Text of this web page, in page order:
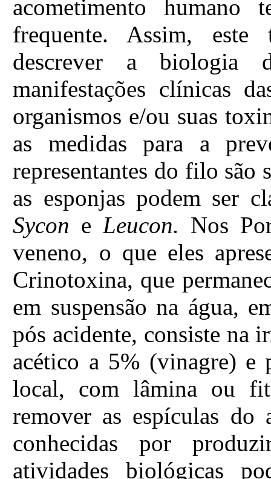
acometimento
frequente. Assim,
descrever a biologia
manifestações clínicas
organismos e/ou suas
as medidas para a
representantes do filo são
as esponjas podem ser
Sycon eLeucon. Nos
veneno, o que eles
Crinotoxina, que
em suspensão na água,
pós acidente, consiste na
acético a 5% (vinagre) e
local, com lâmina ou
remover as espículas do
conhecidas por
atividades biológicas